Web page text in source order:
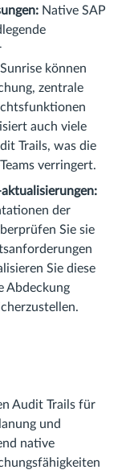
Native SAP
können
zentrale
auch viele
Trails, was die
verringert.
der
Sie sie
Sie diese
Abdeckung
Audit Trails für
und
native